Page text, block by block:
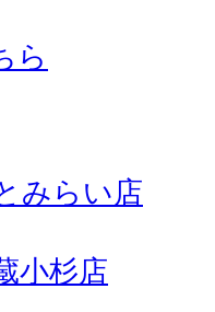
ら
みらい店
小杉店